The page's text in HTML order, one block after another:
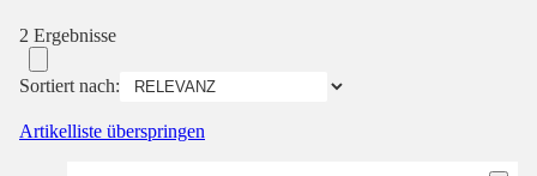
2 Ergebnisse
Sortiert nach:
Artikelliste überspringen